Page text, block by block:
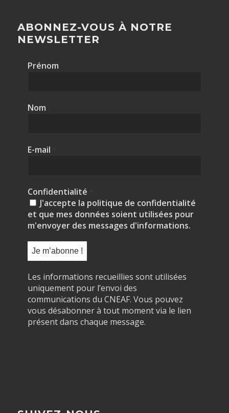
ABONNEZ-VOUS À NOTRE
NEWSLETTER
Prénom
Nom
E-mail
Confidentialité
J'accepte la politique de confidentialité
et que mes données soient utilisées pour
m'envoyer des messages d'informations.
Les informations recueillies sont utilisées
uniquement pour l’envoi des
communications du CNEAF. Vous pouvez
vous désabonner à tout moment via le lien
présent dans chaque message.